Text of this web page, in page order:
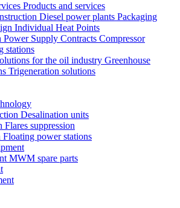
Products and services
Diesel power plants Packaging
Individual Heat Points
Power Supply Contracts Compressor
stations
for the oil industry Greenhouse
Trigeneration solutions
Desalination units
Flares suppression
Floating power stations
MWM spare parts